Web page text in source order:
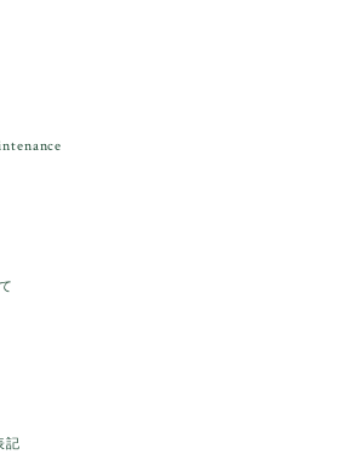
誠にありがとうございまし
という言い伝えがあるケサラン
敵です。メッセージでは色々記
、またいつかお会いして楽しい
記